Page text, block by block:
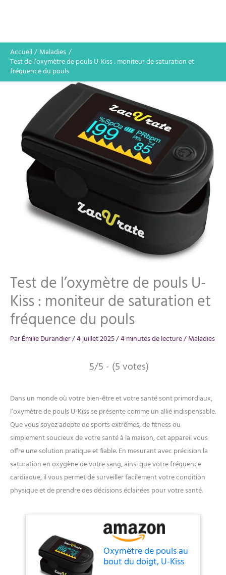
Accueil
Maladies
Test de l’oxymètre de pouls U-Kiss : moniteur de saturation et
fréquence du pouls
Test de l’oxymètre de pouls U-
Kiss : moniteur de saturation et
fréquence du pouls
ParÉmilie Durandier/4 juillet 2025/4 minutes de lecture/Maladies
5/5 - (5 votes)
Dans un monde où votre bien-être et votre santé sont primordiaux,
l’oxymètre de pouls U-Kiss se présente comme un allié indispensable.
Que vous soyez adepte de sports extrêmes, de fitness ou
simplement soucieux de votre santé à la maison, cet appareil vous
offre une solution pratique et fiable. En mesurant avec précision la
saturation en oxygène de votre sang, ainsi que votre fréquence
cardiaque, il vous permet de surveiller facilement votre condition
physique et de prendre des décisions éclairées pour votre santé.
Oxymètre de pouls au
bout du doigt, U-Kiss